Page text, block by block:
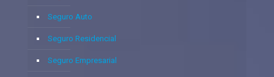
Seguro Auto
Seguro Residencial
Seguro Empresarial